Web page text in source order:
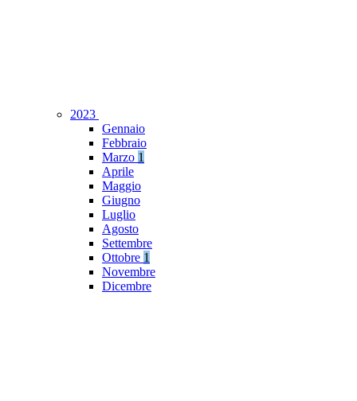
2023
Gennaio
Febbraio
Marzo 1
Aprile
Maggio
Giugno
Luglio
Agosto
Settembre
Ottobre 1
Novembre
Dicembre